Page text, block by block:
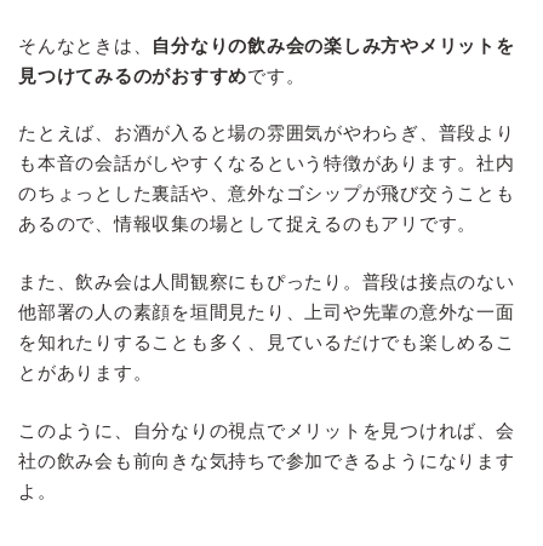
そんなときは、 自分なりの飲み会の楽しみ方やメリットを
見つけてみるのがおすすめです。
たとえば、お酒が入ると場の雰囲気がやわらぎ、普段より
も本音の会話がしやすくなるという特徴があります。社内
のちょっとした裏話や、意外なゴシップが飛び交うことも
あるので、情報収集の場として捉えるのもアリです。
また、飲み会は人間観察にもぴったり。普段は接点のない
他部署の人の素顔を垣間見たり、上司や先輩の意外な一面
を知れたりすることも多く、見ているだけでも楽しめるこ
とがあります。
このように、自分なりの視点でメリットを見つければ、会
社の飲み会も前向きな気持ちで参加できるようになります
よ。